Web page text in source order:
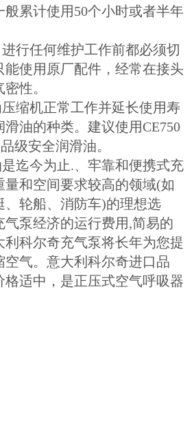
般累计使用50个小时或者半年
任何维护工作前都必须切
能使用原厂配件，经常在接头
性。
机正常工作并延长使用寿
油的种类。建议使用CE750
级安全润滑油。
迄今为止.、牢靠和便携式充
量和空间要求较高的领域(如
、轮船、消防车)的理想选
气泵经济的运行费用,简易的
利科尔奇充气泵将长年为您提
空气。意大利科尔奇进口品
格适中，是正压式空气呼吸器